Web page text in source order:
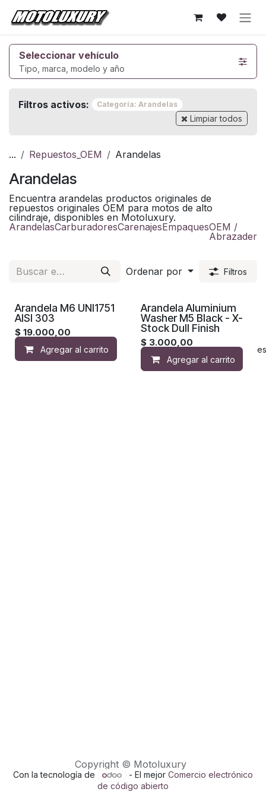
Ir al contenido
Seleccionar vehículo
Tipo, marca, modelo y año
Filtros activos: Categoría: Arandelas
Limpiar todos
... Repuestos_OEM Arandelas
Arandelas
Encuentra arandelas productos originales de
repuestos originales OEM para motos de alto
cilindraje, disponibles en Motoluxury.
ArandelasCarburadoresCarenajesEmpaquesOEM /
Ordenar por Filtros
Arandela M6 UNI1751
AISI 303
$ 19.000,00
Agregar al carrito Agregar a la lista de
Arandela Aluminium
Washer M5 Black - X-
Stock Dull Finish
$ 3.000,00
Agregar al carrito
Copyright © Motoluxury
Con la tecnología de - El mejor Comercio electrónico
de código abierto